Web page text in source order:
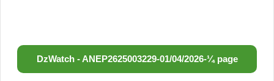
DzWatch - ANEP2625003229-01/04/2026-¼ page